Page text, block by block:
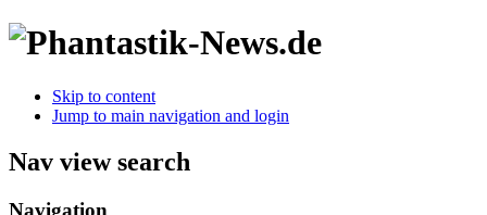
Skip to content
Jump to main navigation and login
Nav view search
Navigation